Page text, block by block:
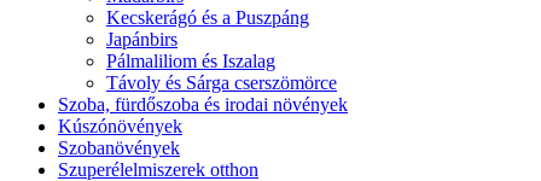
Kecskerágó és a Puszpáng
Japánbirs
Pálmaliliom és Iszalag
Távoly és Sárga cserszömörce
Szoba, fürdőszoba és irodai növények
Kúszónövények
Szobanövények
Szuperélelmiszerek otthon